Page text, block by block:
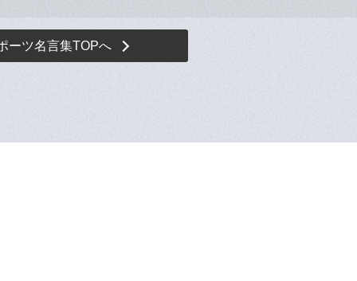
ーツ名言集TOPへ